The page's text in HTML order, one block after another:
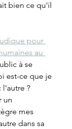
bien ce qu'il
pour
au
à se
est-ce que je
l'autre ?
un
mes
dans sa